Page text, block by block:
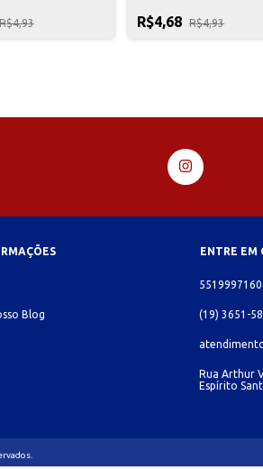
R$4,93 R$4,68 R$4,93
Blog
ENTRE EM
(19) 3651-
Rua Arthur
Espírito